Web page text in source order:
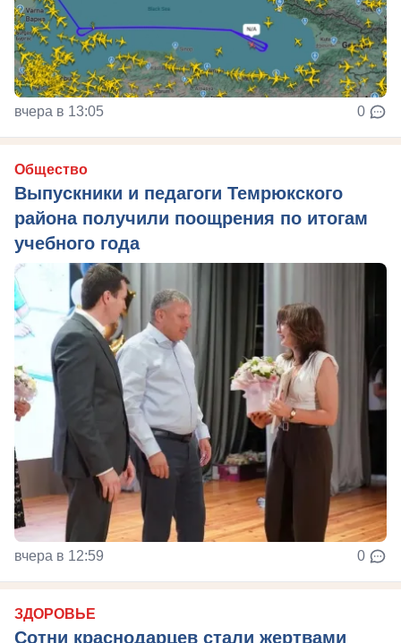
вчера в 13:05 0
Общество
Выпускники и педагоги Темрюкского
района получили поощрения по итогам
учебного года
вчера в 12:59 0
ЗДОРОВЬЕ
Сотни краснодарцев стали жертвами